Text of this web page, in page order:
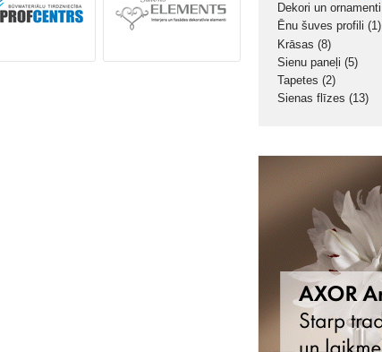
Dekori un ornamenti
Ēnu šuves profili (1)
Krāsas (8)
Sienu paneļi (5)
Tapetes (2)
Sienas flīzes (13)